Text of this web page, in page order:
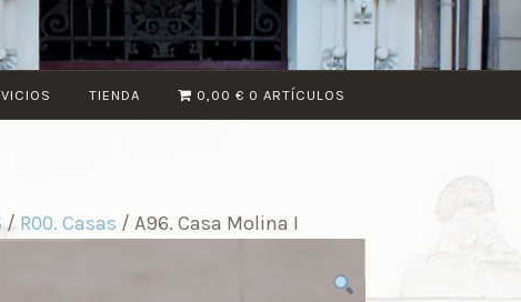
TIENDA 0,00 € 0 ARTÍCULOS
/ R00. Casas / A96. Casa Molina I